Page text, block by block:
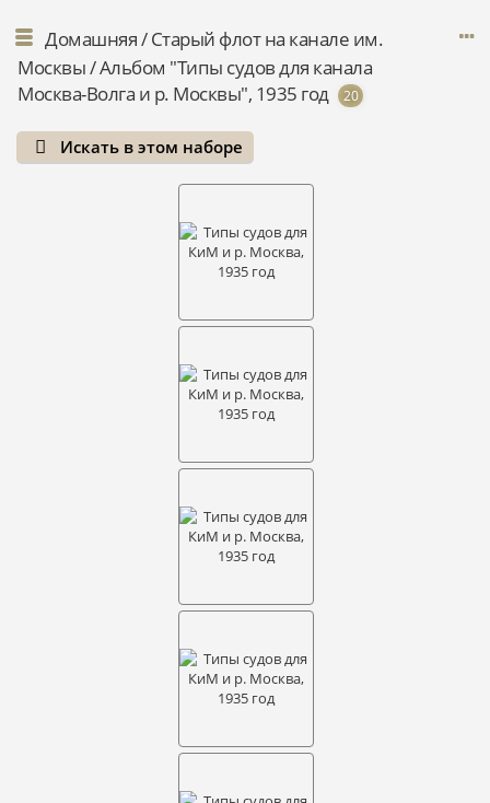
Домашняя/Старый флот на канале им.
Москвы/Альбом "Типы судов для канала
Москва-Волга и р. Москвы", 1935 год
20
Искать в этом наборе